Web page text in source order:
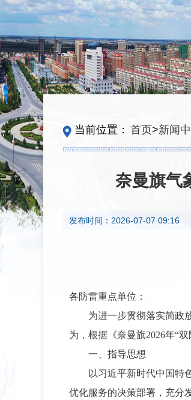
当前位置： 首页>新闻
奈曼旗气
发布时间： 2026-07-07 09:16
各防雷重点单位：
为进一步贯彻落实简政
为，根据《奈曼旗2026年“
一、指导思想
以习近平新时代中国特
优化服务的决策部署，充分